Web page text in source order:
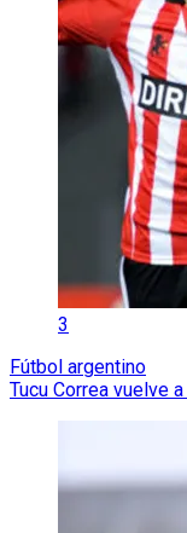
3
Fútbol argentino
Tucu Correa vuelve